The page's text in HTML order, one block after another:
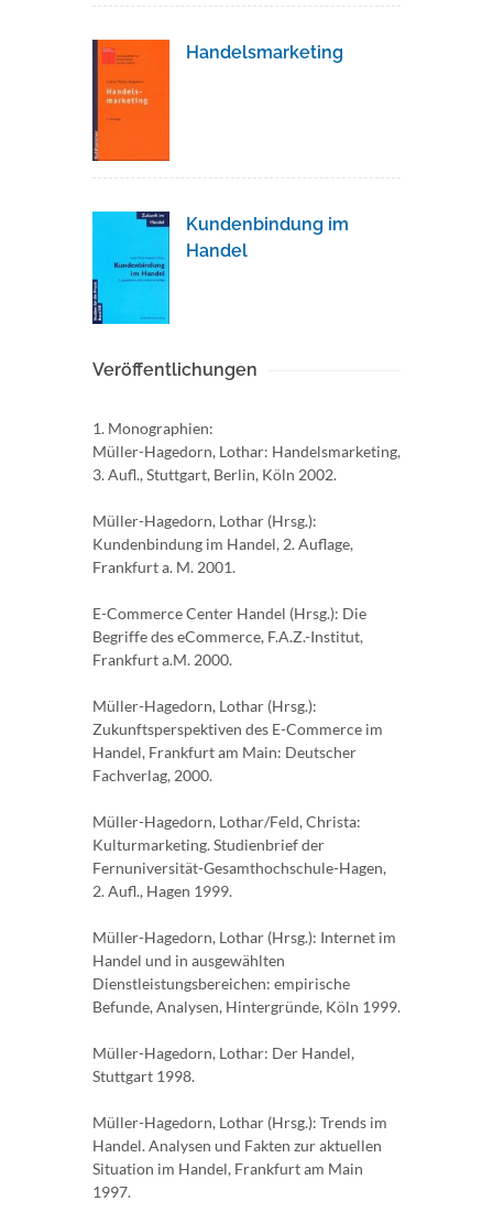
Handelsmarketing
Kundenbindung im
Handel
Veröffentlichungen
1. Monographien:
Müller-Hagedorn, Lothar: Handelsmarketing,
3. Aufl., Stuttgart, Berlin, Köln 2002.
Müller-Hagedorn, Lothar (Hrsg.):
Kundenbindung im Handel, 2. Auflage,
Frankfurt a. M. 2001.
E-Commerce Center Handel (Hrsg.): Die
Begriffe des eCommerce, F.A.Z.-Institut,
Frankfurt a.M. 2000.
Müller-Hagedorn, Lothar (Hrsg.):
Zukunftsperspektiven des E-Commerce im
Handel, Frankfurt am Main: Deutscher
Fachverlag, 2000.
Müller-Hagedorn, Lothar/Feld, Christa:
Kulturmarketing. Studienbrief der
Fernuniversität-Gesamthochschule-Hagen,
2. Aufl., Hagen 1999.
Müller-Hagedorn, Lothar (Hrsg.): Internet im
Handel und in ausgewählten
Dienstleistungsbereichen: empirische
Befunde, Analysen, Hintergründe, Köln 1999.
Müller-Hagedorn, Lothar: Der Handel,
Stuttgart 1998.
Müller-Hagedorn, Lothar (Hrsg.): Trends im
Handel. Analysen und Fakten zur aktuellen
Situation im Handel, Frankfurt am Main
1997.